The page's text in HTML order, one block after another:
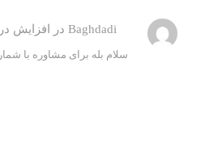
Baghdadi در افزایش